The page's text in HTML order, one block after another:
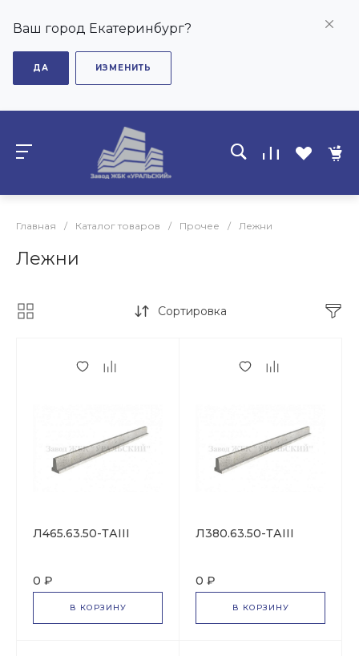
Ваш город Екатеринбург?
ДА ИЗМЕНИТЬ
Главная / Каталог товаров / Прочее / Лежни
Лежни
Сортировка
Л465.63.50-ТАIII
0 ₽
В КОРЗИНУ
Л380.63.50-ТАIII
0 ₽
В КОРЗИНУ